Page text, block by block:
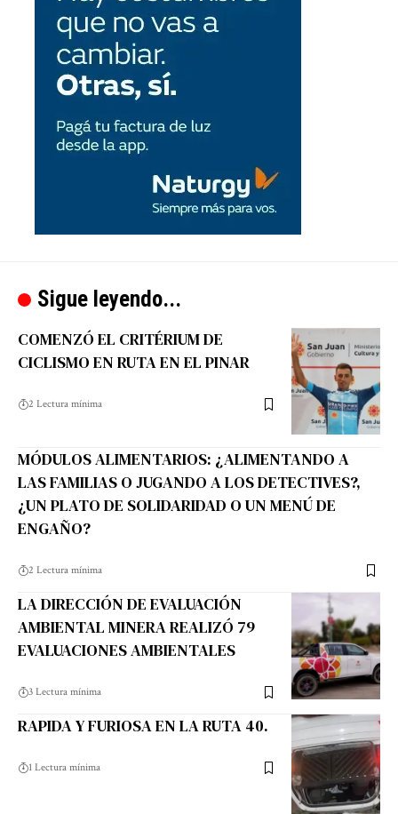
Sigue leyendo...
COMENZÓ EL CRITÉRIUM DE
CICLISMO EN RUTA EN EL PINAR
2 Lectura mínima
MÓDULOS ALIMENTARIOS: ¿ALIMENTANDO A
LAS FAMILIAS O JUGANDO A LOS DETECTIVES?,
¿UN PLATO DE SOLIDARIDAD O UN MENÚ DE
ENGAÑO?
2 Lectura mínima
LA DIRECCIÓN DE EVALUACIÓN
AMBIENTAL MINERA REALIZÓ 79
EVALUACIONES AMBIENTALES
3 Lectura mínima
RAPIDA Y FURIOSA EN LA RUTA 40.
1 Lectura mínima